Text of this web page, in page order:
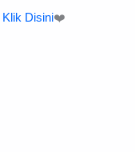
Klik Disini❤️